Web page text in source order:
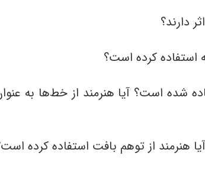
شده است؟ آیا هنرمند از خط‌ها